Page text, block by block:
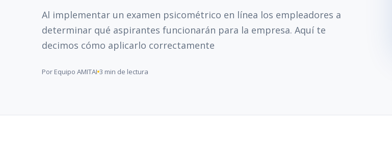
Al implementar un examen psicométrico en línea los empleadores a
determinar qué aspirantes funcionarán para la empresa. Aquí te
decimos cómo aplicarlo correctamente
Por Equipo AMITAI 3 min de lectura